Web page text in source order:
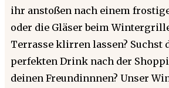
ihr anstoßen nach einem
oder die Gläser beim
Terrasse klirren lassen? Suchst
perfekten Drink nach der
deinen Freundinnnen? Unser